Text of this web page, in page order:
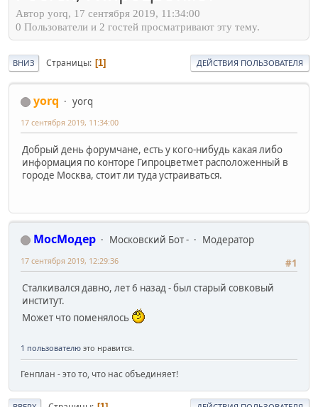
Автор yorq, 17 сентября 2019, 11:34:00
0 Пользователи и 2 гостей просматривают эту тему.
ВНИЗ Страницы 1 ДЕЙСТВИЯ ПОЛЬЗОВАТЕЛЯ
yorq yorq
17 сентября 2019, 11:34:00
Добрый день форумчане, есть у кого-нибудь какая либо
информация по конторе Гипроцветмет расположенный в
городе Москва, стоит ли туда устраиваться.
МосМодер Московский Бот -
Модератор
#1
17 сентября 2019, 12:29:36
Сталкивался давно, лет 6 назад - был старый совковый
институт.
Может что поменялось
1 пользователю это нравится.
Генплан - это то, что нас объединяет!